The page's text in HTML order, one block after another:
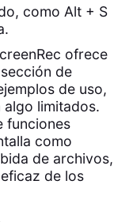
como Alt + S
ofrece
de
de uso,
algo limitados.
funciones
como
de archivos,
de los